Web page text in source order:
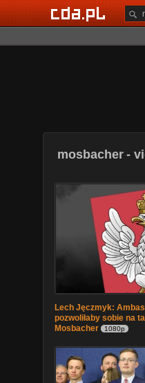
mosbacher -
Lech Jęczmyk:
pozwoliłaby sobie na
Mosbacher
1080p